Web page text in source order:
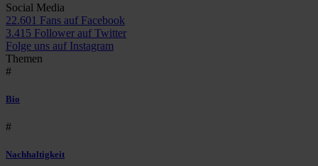
Social Media
22.601 Fans auf Facebook
3.415 Follower auf Twitter
Folge uns auf Instagram
Themen
#
Bio
#
Nachhaltigkeit